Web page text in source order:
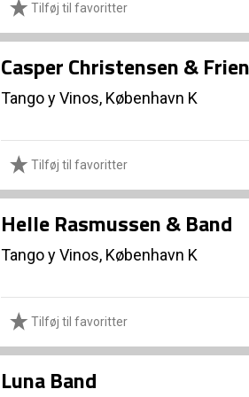
Tilføj til favoritter
Casper Christensen &
Tango y Vinos, København K
Tilføj til favoritter
Helle Rasmussen & Band
Tango y Vinos, København K
Tilføj til favoritter
Luna Band